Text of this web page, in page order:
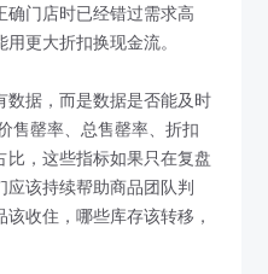
确门店时已经错过需求高
更大折扣换现金流。
数据，而是数据是否能及时
售罄率、总售罄率、折扣
比，这些指标如果只在复盘
应该持续帮助商品团队判
收住，哪些库存该转移，